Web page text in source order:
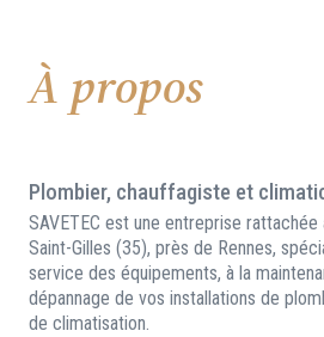
À propos
Plombier, chauffagiste et
SAVETEC est une entreprise rattachée
Saint-Gilles (35), près de Rennes,
service des équipements, à la
dépannage de vos installations de
de climatisation.